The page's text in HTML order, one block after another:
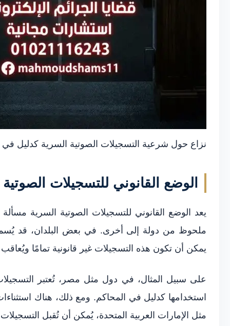
نزاع حول شرعية التسجيلات الصوتية السرية كدليل في
الوضع القانوني للتسجيلات
يعد الوضع القانوني للتسجيلات الصوتية السرية مسألة
ملحوظ من دولة إلى أخرى. في بعض البلدان، قد يُسمح
يمكن أن تكون هذه التسجيلات غير قانونية تمامًا
على سبيل المثال، في دول مثل مصر، تُعتبر
استخدامها كدليل في المحاكم. ومع ذلك، هناك
مثل الإمارات العربية المتحدة، يُمكن أن تُقبل